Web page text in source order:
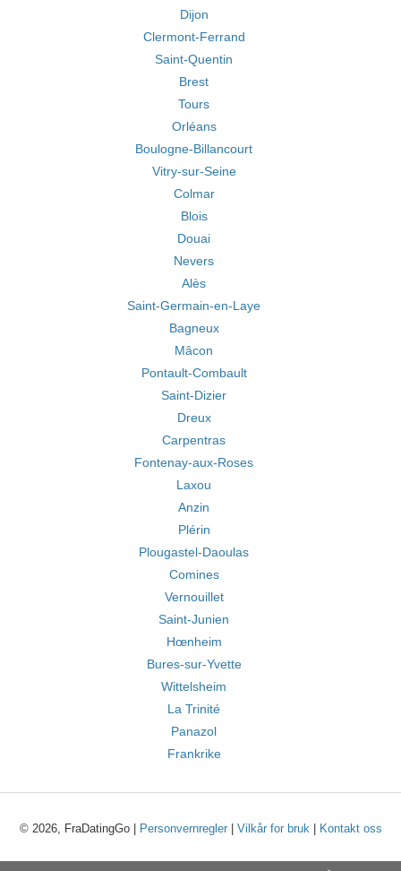
Dijon
Clermont-Ferrand
Saint-Quentin
Brest
Tours
Orléans
Boulogne-Billancourt
Vitry-sur-Seine
Colmar
Blois
Douai
Nevers
Alès
Saint-Germain-en-Laye
Bagneux
Mâcon
Pontault-Combault
Saint-Dizier
Dreux
Carpentras
Fontenay-aux-Roses
Laxou
Anzin
Plérin
Plougastel-Daoulas
Comines
Vernouillet
Saint-Junien
Hœnheim
Bures-sur-Yvette
Wittelsheim
La Trinité
Panazol
Frankrike
© 2026, FraDatingGo | Personvernregler| Vilkår for bruk| Kontakt oss